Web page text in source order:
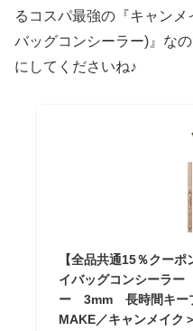
るコスパ最強の『キャン
バッグコンシーラー)』な
にしてくださいね♪
【全品共通15％クー
イバッグコンシーラ
ー 3mm 長時間キー
MAKE／キャンメイク